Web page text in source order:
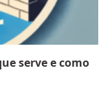
serve e como